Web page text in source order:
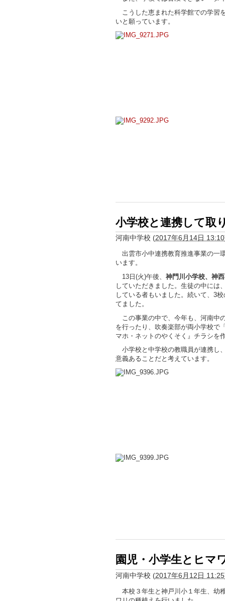
こうした恵まれた科学館での学習
いと願っています。
小学校と連携して取
河南中学校 (2017年6月14日 13:10
出雲市小中連携教育推進事業の一
います。
13日(火)午後、 神門川小学校、神
していただきました。生徒の中には
している者もいました。続いて、3
てました。
この事業の中で、今年も、河南中
を行ったり、吹奏楽部が両小学校で
マホ・ネットのやくそく』チラシを
小学校と中学校の教職員が連携し
意義あることだと考えています。
園児・小学生とヒマ
河南中学校 (2017年6月12日 11:25
本校３年生と神戸川小１年生、幼